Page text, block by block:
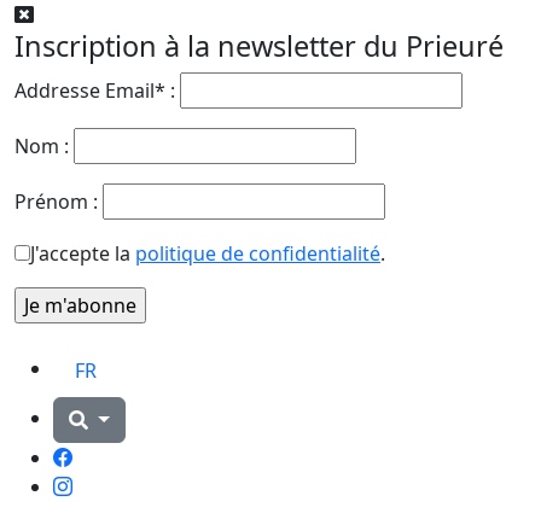
Inscription à la newsletter du Prieuré
Addresse Email* :
Nom :
Prénom :
J'accepte la politique de confidentialité.
FR
Facebook
Instagram